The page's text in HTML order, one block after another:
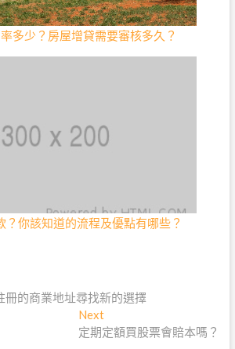
多少？房屋增貸需要審核多久？
？你該知道的流程及優點有哪些？
冊的商業地址尋找新的選擇
NextNext
post:
定期定額買股票會賠本嗎？